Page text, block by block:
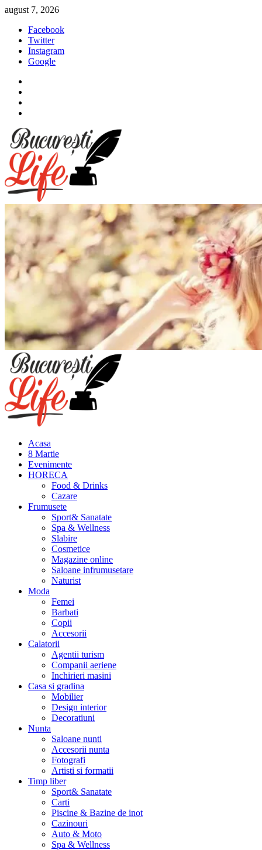
Sari
conținut
august 7, 2026
Facebook
Twitter
Instagram
Google
Meniu
principal
Acasa
8 Martie
Evenimente
HORECA
Food & Drinks
Cazare
Frumusete
Sport& Sanatate
Spa & Wellness
Slabire
Cosmetice
Magazine online
Saloane infrumusetare
Naturist
Moda
Femei
Barbati
Copii
Accesorii
Calatorii
Agentii turism
Companii aeriene
Inchirieri masini
Casa si gradina
Mobilier
Design interior
Decoratiuni
Nunta
Saloane nunti
Accesorii nunta
Fotografi
Artisti si formatii
Timp liber
Sport& Sanatate
Carti
Piscine & Bazine de inot
Cazinouri
Auto & Moto
Spa & Wellness